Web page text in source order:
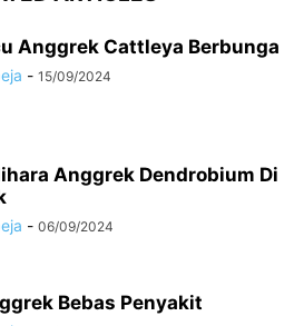
Anggrek Cattleya Berbunga
- 15/09/2024
Anggrek Dendrobium Di
- 06/09/2024
Bebas Penyakit